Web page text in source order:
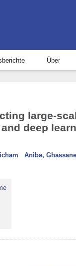
Über
large-
deep
Aniba, Ghassane